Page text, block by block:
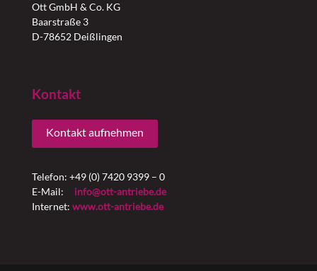
Ott GmbH & Co. KG
Baarstraße 3
D-78652 Deißlingen
Kontakt
Kontakt aufnehmen
Telefon: +49 (0) 7420 9399 – 0
E-Mail: info@ott-antriebe.de
Internet: www.ott-antriebe.de